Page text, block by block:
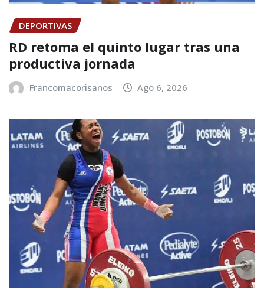
DEPORTIVAS
RD retoma el quinto lugar tras una
productiva jornada
Francomacorisanos Ago 6, 2026